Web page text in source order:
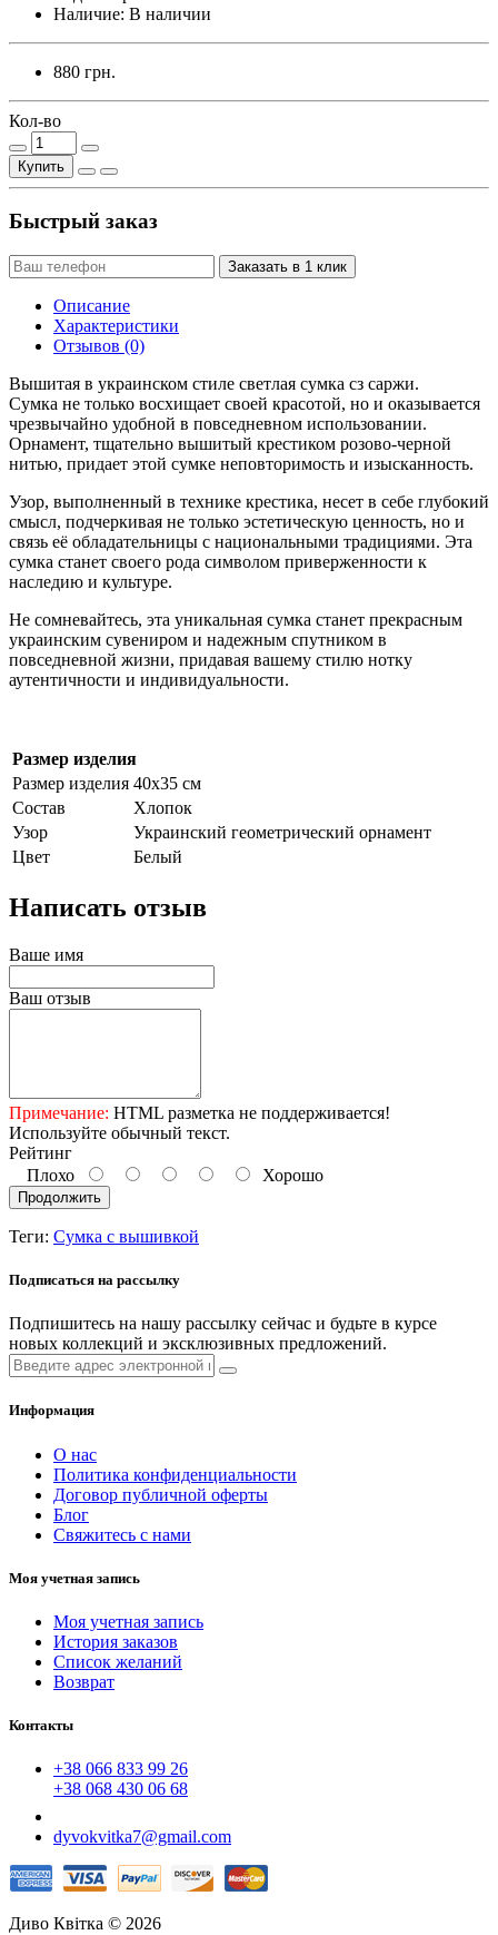
Наличие: В наличии
880 грн.
Кол-во
Купить
Быстрый заказ
Заказать в 1 клик
Описание
Характеристики
Отзывов (0)
Вышитая в украинском стиле светлая сумка сз саржи.
Сумка не только восхищает своей красотой, но и оказывается
чрезвычайно удобной в повседневном использовании.
Орнамент, тщательно вышитый крестиком розово-черной
нитью, придает этой сумке неповторимость и изысканность.
Узор, выполненный в технике крестика, несет в себе глубокий
смысл, подчеркивая не только эстетическую ценность, но и
связь её обладательницы с национальными традициями. Эта
сумка станет своего рода символом приверженности к
наследию и культуре.
Не сомневайтесь, эта уникальная сумка станет прекрасным
украинским сувениром и надежным спутником в
повседневной жизни, придавая вашему стилю нотку
аутентичности и индивидуальности.
Размер изделия
Размер изделия 40х35 см
Состав
Хлопок
Узор
Украинский геометрический орнамент
Цвет
Белый
Написать отзыв
Ваше имя
Ваш отзыв
Примечание: HTML разметка не поддерживается!
Используйте обычный текст.
Рейтинг
Плохо
Хорошо
Продолжить
Теги: Сумка с вышивкой
Подписаться на рассылку
Подпишитесь на нашу рассылку сейчас и будьте в курсе
новых коллекций и эксклюзивных предложений.
Информация
О нас
Политика конфиденциальности
Договор публичной оферты
Блог
Свяжитесь с нами
Моя учетная запись
Моя учетная запись
История заказов
Список желаний
Возврат
Контакты
+38 066 833 99 26
+38 068 430 06 68
dyvokvitka7@gmail.com
Диво Квітка © 2026